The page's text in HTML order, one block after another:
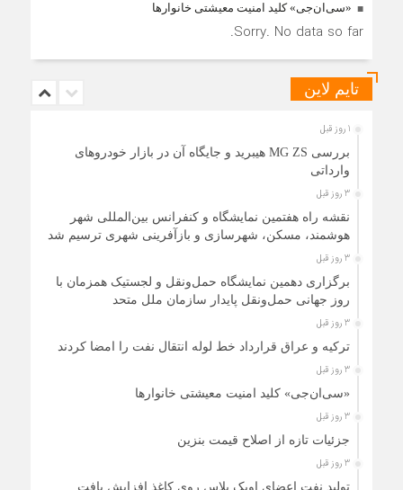
«سی‌ان‌جی» کلید امنیت معیشتی خانوارها
Sorry. No data so far.
تایم لاین
1 روز قبل
بررسی MG ZS هیبرید و جایگاه آن در بازار خودروهای
وارداتی
3 روز قبل
نقشه راه هفتمین نمایشگاه و کنفرانس بین‌المللی شهر
هوشمند، مسکن، شهرسازی و بازآفرینی شهری ترسیم شد
3 روز قبل
برگزاری دهمین نمایشگاه حمل‌ونقل و لجستیک همزمان با
روز جهانی حمل‌ونقل پایدار سازمان ملل متحد
3 روز قبل
ترکیه و عراق قرارداد خط لوله انتقال نفت را امضا کردند
3 روز قبل
«سی‌ان‌جی» کلید امنیت معیشتی خانوارها
3 روز قبل
جزئیات تازه از اصلاح قیمت بنزین
3 روز قبل
تولید نفت اعضای اوپک پلاس روی کاغذ افزایش یافت